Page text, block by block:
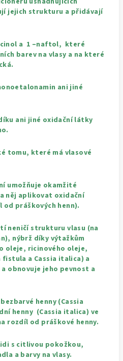
jejich strukturu a přidávají
a 1 –naftol, které
barev na vlasy a na které
ani jiné
ani jiné oxidační látky
tomu, které má vlasové
umožňuje okamžité
něj aplikovat oxidační
od práškových henn).
neničí strukturu vlasu (na
nýbrž díky výtažkům
oleje, ricinového oleje,
fistula a Cassia italica) a
obnovuje jeho pevnost a
henny (Cassia
henny (Cassia italica) ve
rozdíl od práškové henny.
s citlivou pokožkou,
a barvy na vlasy.